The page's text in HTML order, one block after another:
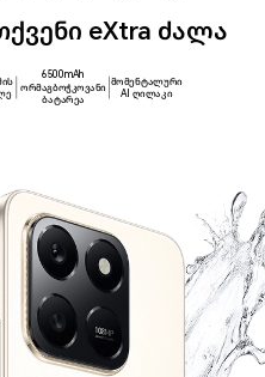
eXtra ძალა
6500mAh
ორმაგბოჭკოვანი
ბატარეა
მომენტალური
AI ღილაკი